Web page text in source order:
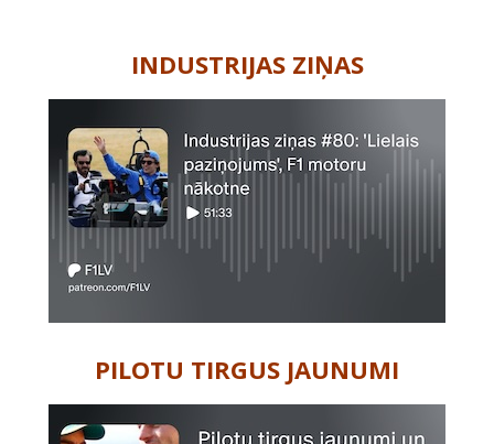
INDUSTRIJAS ZIŅAS
PILOTU TIRGUS JAUNUMI